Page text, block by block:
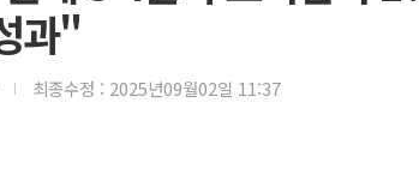
과"
최종수정 : 2025년09월02일 11:37